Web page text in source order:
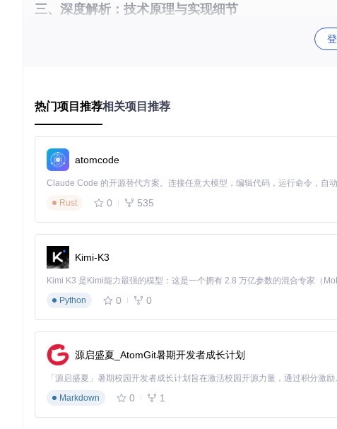
三、深度解析：技术原理与实现细节
在实际应用中，ScyllaHide表现出良好的兼容性和易用性。通过
插件系统，如
ScyllaHideX64DBGPlugin/ ，
3.1.3 局限性分析
尽管ScyllaHide在用户模式下表现出色，但仍存在一些局限性。由
3.2 TitanHide技术解析
3.2.1 原理透视
TitanHide通过内核驱动程序修改系统内核数据结构，如进程控制块
修改调试状态标志，从而使被调试程序无法通过内核级接口检测到调
3.2.2 实战效果
3.2.3 局限性分析
TitanHide的主要局限性在于其安装和使用的复杂性。由于需要安装
核模式操作存在潜在的系统稳定性风险，不当使用可能导致系统崩溃。
热门项目推荐相关项目推荐
atomcode
Rust
0 535
Kimi-K3
Python
0 0
源启盛夏_AtomGit暑期开发者成长计划
「源启盛夏」暑期校园开发者成长计划旨在激
Markdown
0 1